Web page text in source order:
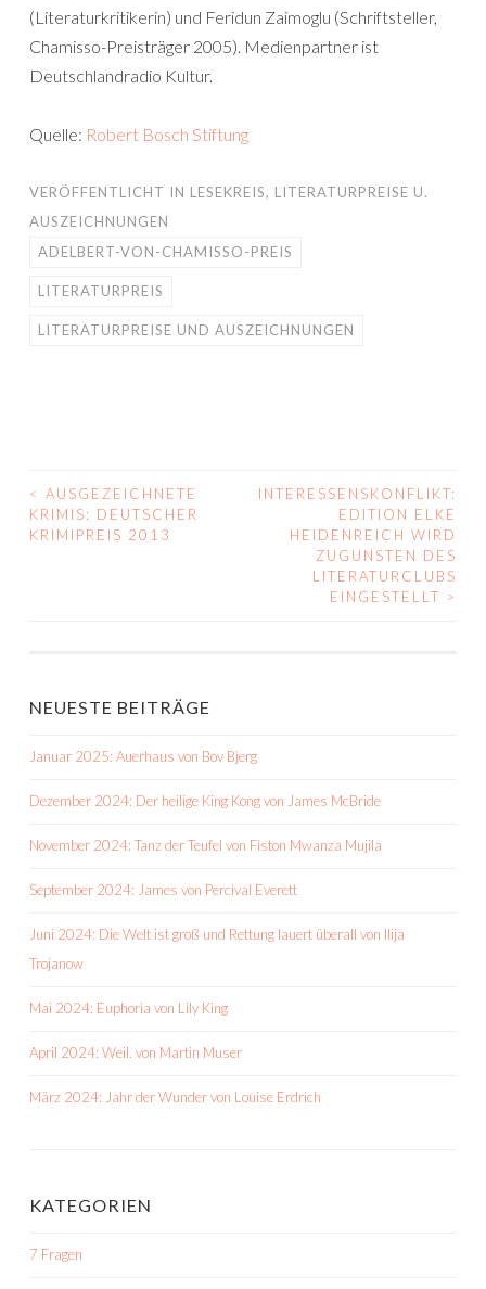
(Literaturkritikerin) und Feridun Zaimoglu (Schriftsteller,
Chamisso-Preisträger 2005). Medienpartner ist
Deutschlandradio Kultur.
Quelle: Robert Bosch Stiftung
VERÖFFENTLICHT IN LESEKREIS, LITERATURPREISE U.
AUSZEICHNUNGEN
ADELBERT-VON-CHAMISSO-PREIS
LITERATURPREIS
LITERATURPREISE UND AUSZEICHNUNGEN
BEITRAGS-
NAVIGATION
< AUSGEZEICHNETE
KRIMIS: DEUTSCHER
KRIMIPREIS 2013
INTERESSENSKONFLIKT:
EDITION ELKE
HEIDENREICH WIRD
ZUGUNSTEN DES
LITERATURCLUBS
EINGESTELLT >
NEUESTE BEITRÄGE
Januar 2025: Auerhaus von Bov Bjerg
Dezember 2024: Der heilige King Kong von James McBride
November 2024: Tanz der Teufel von Fiston Mwanza Mujila
September 2024: James von Percival Everett
Juni 2024: Die Welt ist groß und Rettung lauert überall von Ilija
Trojanow
Mai 2024: Euphoria von Lily King
April 2024: Weil. von Martin Muser
März 2024: Jahr der Wunder von Louise Erdrich
KATEGORIEN
7 Fragen